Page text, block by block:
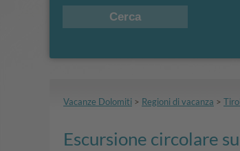
Cerca
Vacanze Dolomiti > Regioni di vacanza >
Escursione circolare